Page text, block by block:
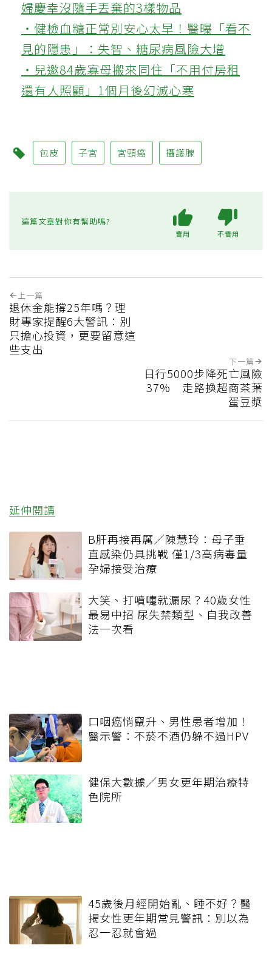
婦慶幸沒隨手丟棄的3樣物品
‧健檢血糖正常別安心太早！醫曝「看不
見的隱患」：失智、糖尿病風險大增
‧兒邀84歲寡母搬來同住「不用付房租
還有人照顧」1個月後幻滅心寒
包皮 子宮 宮頸癌 攝護腺
這篇文章對你有幫助嗎?
實用 不實用
上一篇
退休金能撐25年嗎？理
財專家提醒6大警訊：別
只擔心投資，更要留意這
些支出
下一篇
日行5000步降死亡風險
37% 走路換超商茶葉
蛋豆漿
延伸閱讀
B肝再接再厲／陳慧玲：母子垂
直感染仍具挑戰 僅1/3高病毒量
孕婦接受治療
大笑、打噴嚏就漏尿？40歲女性
最易中招 尿失禁類型、自我改善
法一次看
口咽癌悄竄升、男性患者增加！
醫示警：不菸不酒仍躲不過HPV
健保大數據／男女更年期治療特
色院所
45歲後月經開始亂、睡不好？醫
揭女性更年期常見警訊：別以為
忍一忍就會過